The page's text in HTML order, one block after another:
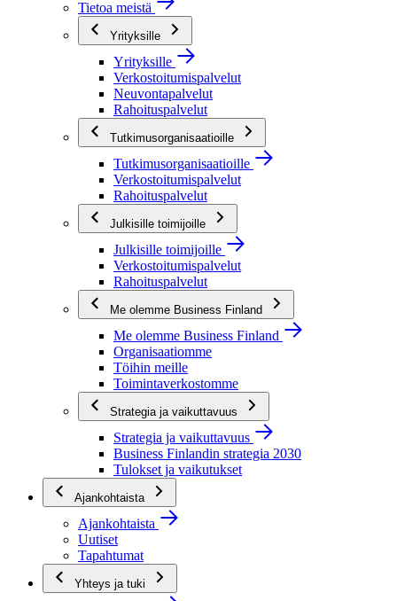
Tietoa meistä
Yrityksille
Yrityksille
Verkostoitumispalvelut
Neuvontapalvelut
Rahoituspalvelut
Tutkimusorganisaatioille
Tutkimusorganisaatioille
Verkostoitumispalvelut
Rahoituspalvelut
Julkisille toimijoille
Julkisille toimijoille
Verkostoitumispalvelut
Rahoituspalvelut
Me olemme Business Finland
Me olemme Business Finland
Organisaatiomme
Töihin meille
Toimintaverkostomme
Strategia ja vaikuttavuus
Strategia ja vaikuttavuus
Business Finlandin strategia 2030
Tulokset ja vaikutukset
Ajankohtaista
Ajankohtaista
Uutiset
Tapahtumat
Yhteys ja tuki